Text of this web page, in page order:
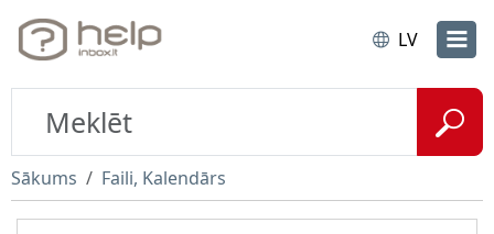
LV
Sākums Faili, Kalendārs